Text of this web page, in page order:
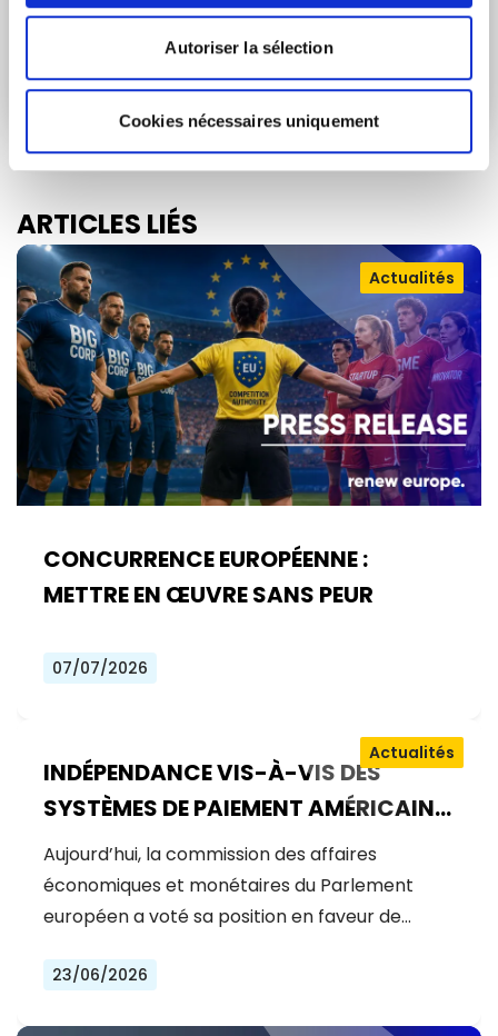
Autoriser la sélection
Cookies nécessaires uniquement
Soumettre
ARTICLES LIÉS
CONCURRENCE EUROPÉENNE :
METTRE EN ŒUVRE SANS PEUR
Actualités
07/07/2026
INDÉPENDANCE VIS-À-VIS DES
SYSTÈMES DE PAIEMENT AMÉRICAINS
: LE VOTE D’AUJOURD’HUI SUR L’EURO
NUMÉRIQUE
Actualités
Aujourd’hui, la commission des affaires
économiques et monétaires du Parlement
européen a voté sa position en faveur de…
23/06/2026